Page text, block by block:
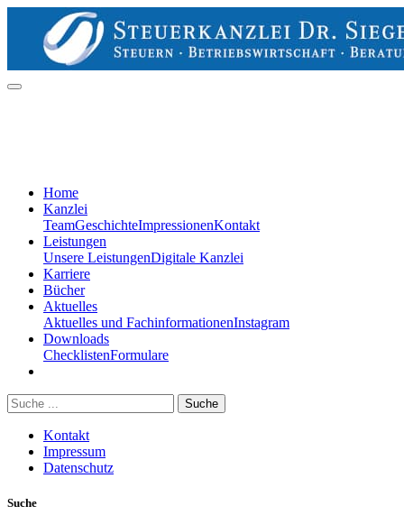
Home
Kanzlei
TeamGeschichteImpressionenKontakt
Leistungen
Unsere LeistungenDigitale Kanzlei
Karriere
Bücher
Aktuelles
Aktuelles und FachinformationenInstagram
Downloads
ChecklistenFormulare
Suche
Kontakt
Impressum
Datenschutz
Suche